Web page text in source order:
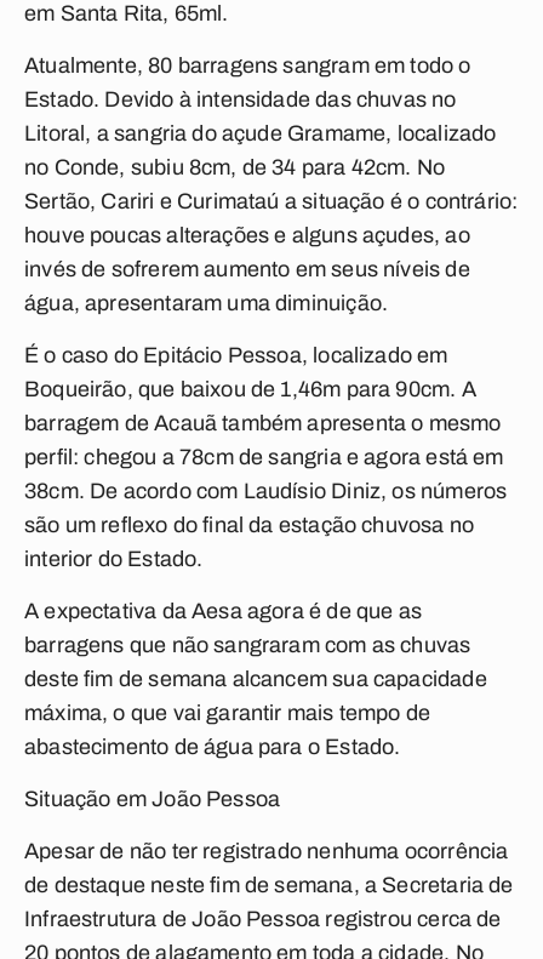
em Santa Rita, 65ml.
Atualmente, 80 barragens sangram em todo o
Estado. Devido à intensidade das chuvas no
Litoral, a sangria do açude Gramame, localizado
no Conde, subiu 8cm, de 34 para 42cm. No
Sertão, Cariri e Curimataú a situação é o contrário:
houve poucas alterações e alguns açudes, ao
invés de sofrerem aumento em seus níveis de
água, apresentaram uma diminuição.
É o caso do Epitácio Pessoa, localizado em
Boqueirão, que baixou de 1,46m para 90cm. A
barragem de Acauã também apresenta o mesmo
perfil: chegou a 78cm de sangria e agora está em
38cm. De acordo com Laudísio Diniz, os números
são um reflexo do final da estação chuvosa no
interior do Estado.
A expectativa da Aesa agora é de que as
barragens que não sangraram com as chuvas
deste fim de semana alcancem sua capacidade
máxima, o que vai garantir mais tempo de
abastecimento de água para o Estado.
Situação em João Pessoa
Apesar de não ter registrado nenhuma ocorrência
de destaque neste fim de semana, a Secretaria de
Infraestrutura de João Pessoa registrou cerca de
20 pontos de alagamento em toda a cidade. No